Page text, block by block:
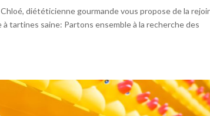
diététicienne gourmande vous propose de la
tartines saine: Partons ensemble à la recherche des